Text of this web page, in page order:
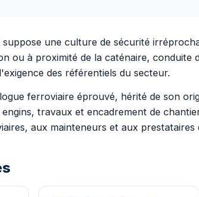
une culture de sécurité
ou à proximité de la caténaire,
des référentiels du secteur.
ferroviaire éprouvé, hérité de son
travaux et encadrement de
aux mainteneurs et aux prestataires